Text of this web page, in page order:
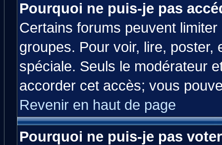
Pourquoi ne puis-je pas
Certains forums peuvent
groupes. Pour voir, lire,
spéciale. Seuls le modérateur
accorder cet accès; vous
Revenir en haut de page
Pourquoi ne puis-je pas